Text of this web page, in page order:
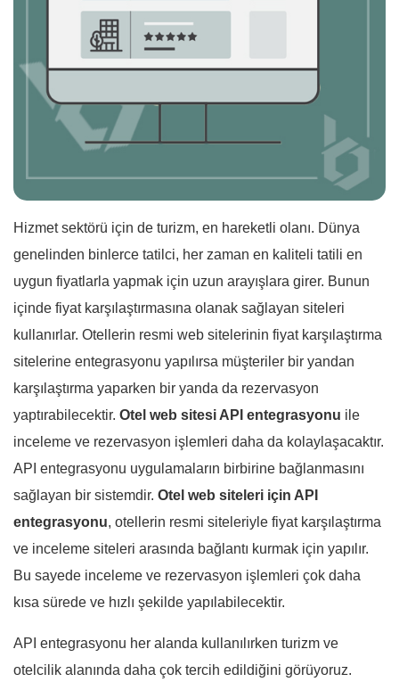
Hizmet sektörü için de turizm, en hareketli olanı. Dünya
genelinden binlerce tatilci, her zaman en kaliteli tatili en
uygun fiyatlarla yapmak için uzun arayışlara girer. Bunun
içinde fiyat karşılaştırmasına olanak sağlayan siteleri
kullanırlar. Otellerin resmi web sitelerinin fiyat karşılaştırma
sitelerine entegrasyonu yapılırsa müşteriler bir yandan
karşılaştırma yaparken bir yanda da rezervasyon
yaptırabilecektir. Otel web sitesi API entegrasyonu ile
inceleme ve rezervasyon işlemleri daha da kolaylaşacaktır.
API entegrasyonu uygulamaların birbirine bağlanmasını
sağlayan bir sistemdir. Otel web siteleri için API
entegrasyonu, otellerin resmi siteleriyle fiyat karşılaştırma
ve inceleme siteleri arasında bağlantı kurmak için yapılır.
Bu sayede inceleme ve rezervasyon işlemleri çok daha
kısa sürede ve hızlı şekilde yapılabilecektir.
API entegrasyonu her alanda kullanılırken turizm ve
otelcilik alanında daha çok tercih edildiğini görüyoruz.